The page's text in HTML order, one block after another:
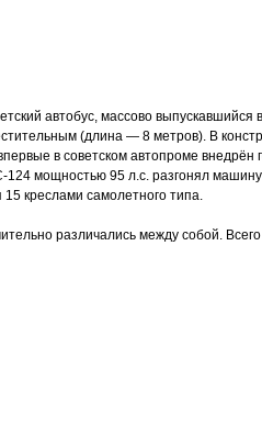
автобус, массово выпускавшийся
(длина — 8 метров). В
в советском автопроме внедрён
мощностью 95 л.с. разгонял
креслами самолетного типа.
различались между собой.